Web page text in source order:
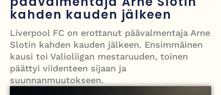
Työläistaustainen kansanedustaja avaa 30-vuotisen taistelunsa
kuukautisterveyden ja endometrioosin hoidon puolesta
PT Vatanen antoi porttikiellon Juhana Tegelbergille – tiukka
välienselvittely PTV Gymillä tallentui videolle
kahden kauden jälkeen
Liverpool FC on erottanut päävalmentaja Arne
Slotin kahden kauden jälkeen. Ensimmäinen
kausi toi Valioliigan mestaruuden, toinen
päättyi viidenteen sijaan ja
suunnanmuutokseen.